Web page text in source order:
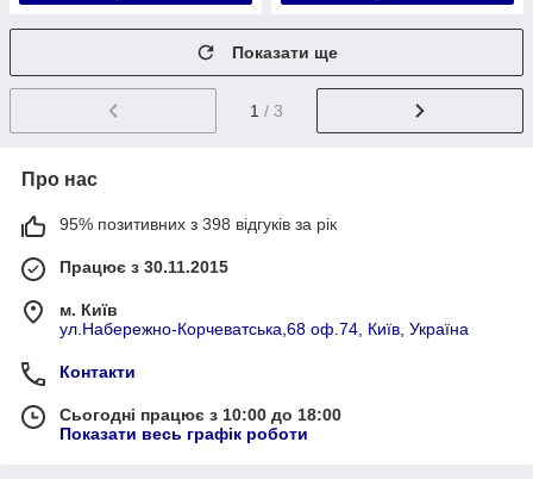
Показати ще
1 / 3
Про нас
95% позитивних з 398 відгуків за рік
Працює з 30.11.2015
м. Київ
ул.Набережно-Корчеватська,68 оф.74, Київ, Україна
Контакти
Сьогодні працює з 10:00 до 18:00
Показати весь графік роботи